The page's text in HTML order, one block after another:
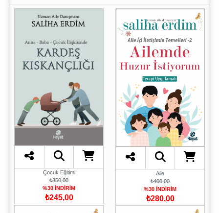
Çocuk Eğitimi
₺350,00
%30 İNDİRİM
₺245,00
Aile
₺400,00
%30 İNDİRİM
₺280,00